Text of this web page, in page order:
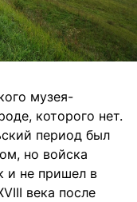
музея-
которого нет.
период был
но войска
и не пришел в
века после